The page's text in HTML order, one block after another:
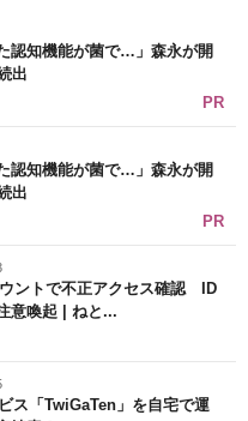
認知機能が菌で…」森永が開
出
PR
認知機能が菌で…」森永が開
出
PR
ントで不正アクセス確認 ID
意喚起 | ねと...
ス「TwiGaTen」を自宅で運